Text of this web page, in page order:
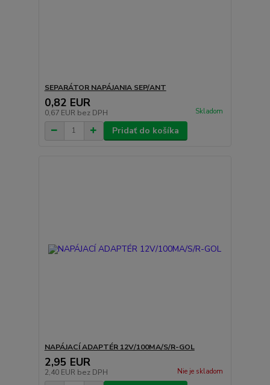
SEPARÁTOR NAPÁJANIA SEP/ANT
0,82 EUR
0,67 EUR bez DPH Skladom
Pridať do košíka
NAPÁJACÍ ADAPTÉR 12V/100MA/S/R-GOL
2,95 EUR
2,40 EUR bez DPH Nie je skladom